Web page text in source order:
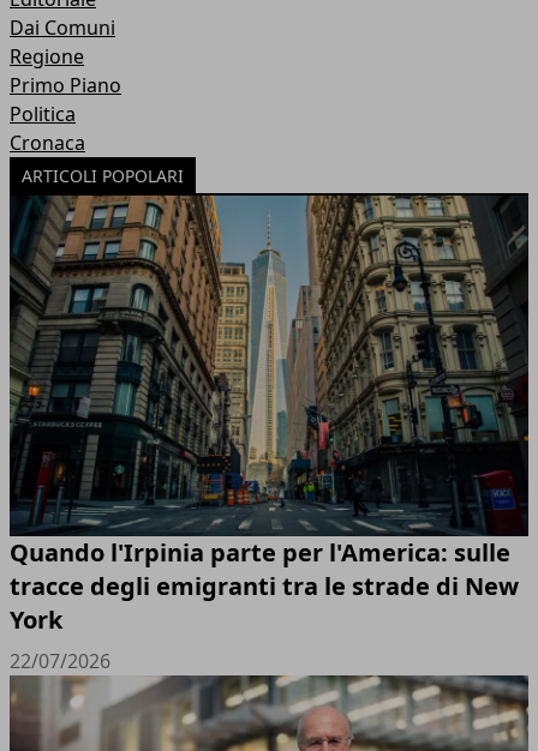
Dai Comuni
Regione
Primo Piano
Politica
Cronaca
ARTICOLI POPOLARI
Quando l'Irpinia parte per l'America: sulle
tracce degli emigranti tra le strade di New
York
22/07/2026